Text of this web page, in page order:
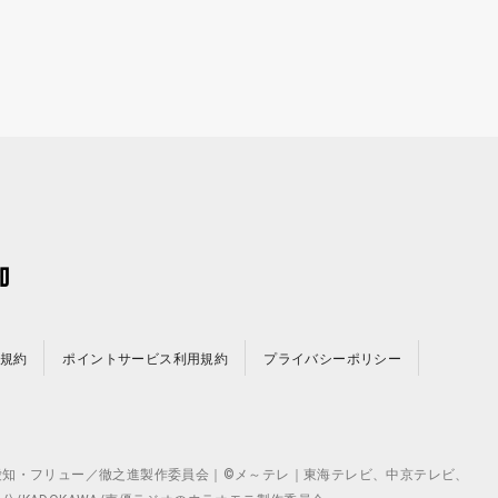
約 ポイントサービス利用規約 プライバシーポリシー
フリュー／徹之進製作委員会｜©メ～テレ｜東海テレビ、中京テレビ、